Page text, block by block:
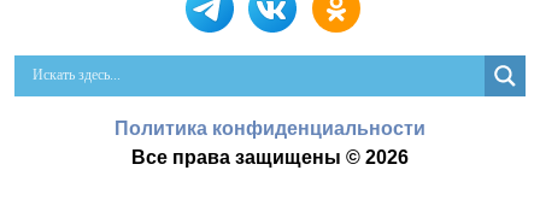
Политика конфиденциальности
Все права защищены © 2026